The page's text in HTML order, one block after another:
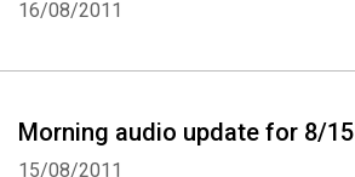
16/08/2011
Morning audio update for 8/15
15/08/2011